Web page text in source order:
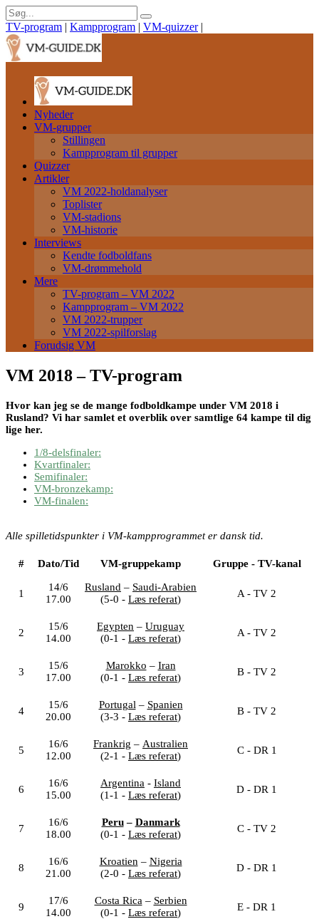
TV-program | Kampprogram | VM-quizzer |
Nyheder
VM-grupper
Stillingen
Kampprogram til grupper
Quizzer
Artikler
VM 2022-holdanalyser
Toplister
VM-stadions
VM-historie
Interviews
Kendte fodboldfans
VM-drømmehold
Mere
TV-program – VM 2022
Kampprogram – VM 2022
VM 2022-trupper
VM 2022-spilforslag
Forudsig VM
VM 2018 – TV-program
Hvor kan jeg se de mange fodboldkampe under VM 2018 i
Rusland? Vi har samlet et overblik over samtlige 64 kampe til dig
lige her.
1/8-delsfinaler:
Kvartfinaler:
Semifinaler:
VM-bronzekamp:
VM-finalen:
Alle spilletidspunkter i VM-kampprogrammet er dansk tid.
# Dato/Tid VM-gruppekamp Gruppe - TV-kanal
1
14/6
17.00
Rusland – Saudi-Arabien
(5-0 - Læs referat) A - TV 2
2
15/6
14.00
Egypten – Uruguay
(0-1 - Læs referat) A - TV 2
3
15/6
17.00
Marokko – Iran
(0-1 - Læs referat) B - TV 2
4
15/6
20.00
Portugal – Spanien
(3-3 - Læs referat) B - TV 2
5
16/6
12.00
Frankrig – Australien
(2-1 - Læs referat) C - DR 1
6
16/6
15.00
Argentina - Island
(1-1 - Læs referat) D - DR 1
7
16/6
18.00
Peru– Danmark
(0-1 - Læs referat) C - TV 2
8
16/6
21.00
Kroatien – Nigeria
(2-0 - Læs referat) D - DR 1
9
17/6
14.00
Costa Rica – Serbien
(0-1 - Læs referat) E - DR 1